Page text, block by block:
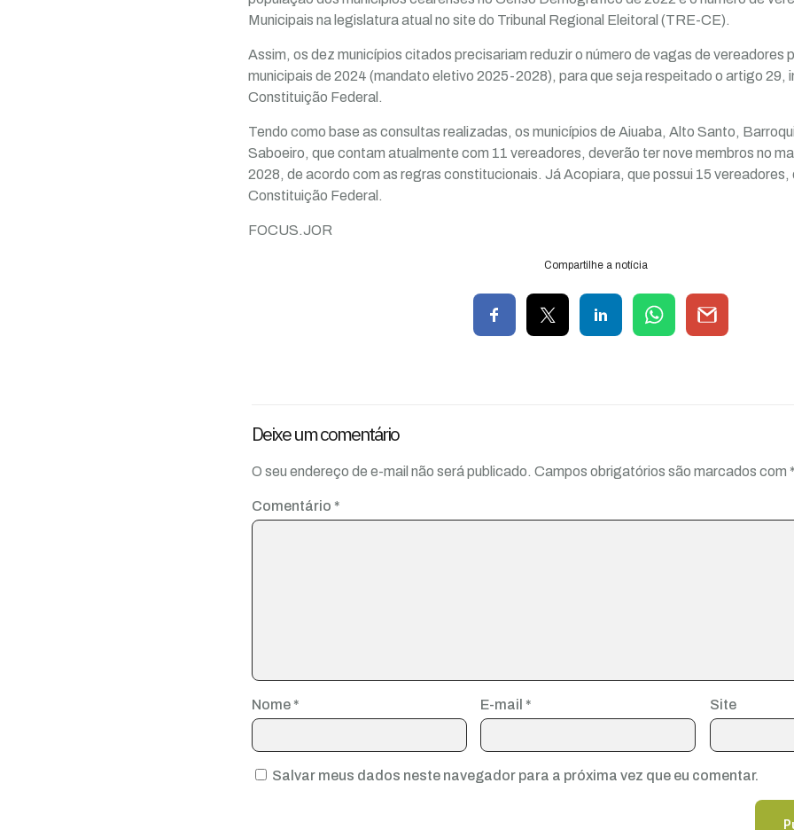
Municipais na legislatura atual no site do Tribunal Regional Eleitoral (TRE-CE).
Assim, os dez municípios citados precisariam reduzir o número de vagas de vereadores
municipais de 2024 (mandato eletivo 2025-2028), para que seja respeitado o artigo 29,
Constituição Federal.
Tendo como base as consultas realizadas, os municípios de Aiuaba, Alto Santo,
Saboeiro, que contam atualmente com 11 vereadores, deverão ter nove membros no
2028, de acordo com as regras constitucionais. Já Acopiara, que possui 15 vereadores,
Constituição Federal.
FOCUS.JOR
Compartilhe a notícia
Deixe um comentário
O seu endereço de e-mail não será publicado. Campos obrigatórios são marcados com
Comentário *
Nome * E-mail * Site
Salvar meus dados neste navegador para a próxima vez que eu comentar.